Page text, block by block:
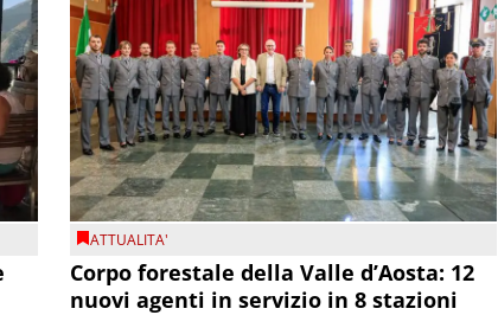
ATTUALITA'
Corpo forestale della Valle d’Aosta: 12
nuovi agenti in servizio in 8 stazioni